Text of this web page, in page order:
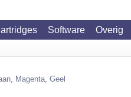
Software Overig
Magenta, Geel